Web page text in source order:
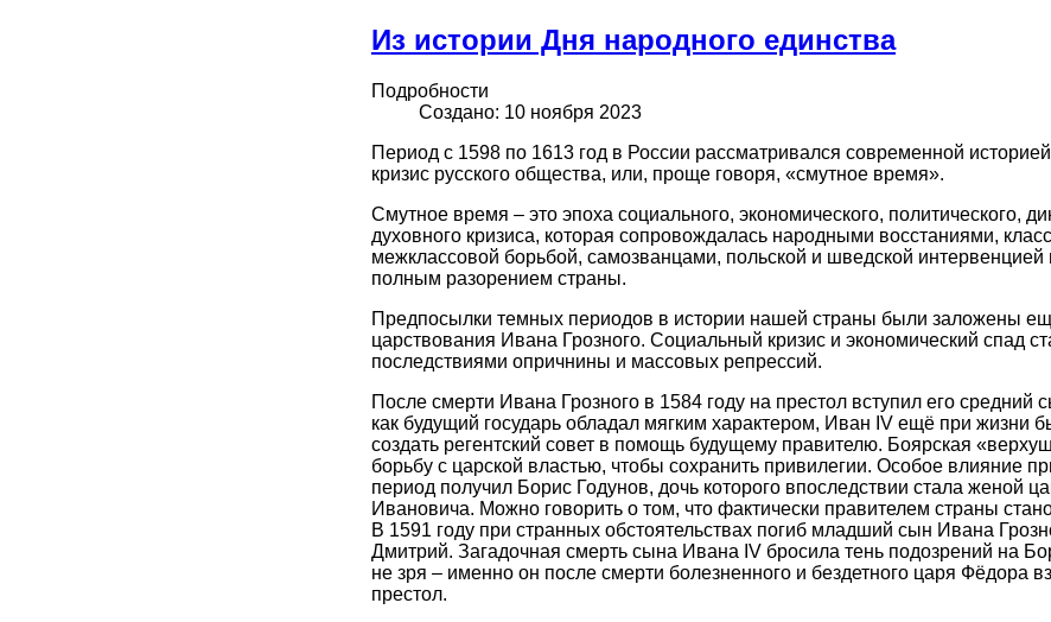
Из истории Дня народного единства
Подробности
Создано: 10 ноября 2023
Период с 1598 по 1613 год в России рассматривался современной
кризис русского общества, или, проще говоря, «смутное время».
Смутное время – это эпоха социального, экономического, политического,
духовного кризиса, которая сопровождалась народными восстаниями,
межклассовой борьбой, самозванцами, польской и шведской интервенцией
полным разорением страны.
Предпосылки темных периодов в истории нашей страны были заложены
царствования Ивана Грозного. Социальный кризис и экономический спад
последствиями опричнины и массовых репрессий.
После смерти Ивана Грозного в 1584 году на престол вступил его средний
как будущий государь обладал мягким характером, Иван IV ещё при жизни
создать регентский совет в помощь будущему правителю. Боярская
борьбу с царской властью, чтобы сохранить привилегии. Особое влияние
период получил Борис Годунов, дочь которого впоследствии стала женой
Ивановича. Можно говорить о том, что фактически правителем страны
В 1591 году при странных обстоятельствах погиб младший сын Ивана
Дмитрий. Загадочная смерть сына Ивана IV бросила тень подозрений на
не зря – именно он после смерти болезненного и бездетного царя Фёдора
престол.